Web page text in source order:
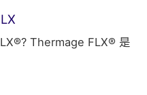
Thermage FLX® 是